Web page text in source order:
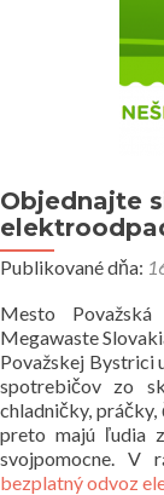
Objednajte
Publikované dňa:
Mesto
Megawaste
Považskej Bystrici
spotrebičov zo
chladničky,
preto majú ľudia
svojpomocne. V
bezplatný odvoz